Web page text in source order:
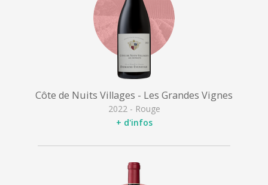
Côte de Nuits Villages - Les Grandes Vignes
2022 - Rouge
+ d'infos